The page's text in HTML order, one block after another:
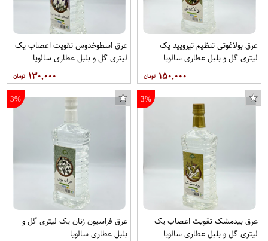
عرق بولاغوتی تنظیم تیرویید یک
لیتری گل و بلبل عطاری سالویا
۱۵۰,۰۰۰
عرق اسطوخدوس تقویت اعصاب یک
لیتری گل و بلبل عطاری سالویا
۱۳۰,۰۰۰
3%
عرق بیدمشک تقویت اعصاب یک
لیتری گل و بلبل عطاری سالویا
3%
عرق فراسیون زنان یک لیتری گل و
بلبل عطاری سالویا